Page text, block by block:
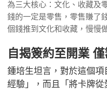
為三大核心：文化、收藏及
錢的一定是零售，零售賺了
個錢推到文化和收藏，慢慢
自揭簽約至開業
鍾培生坦言，對於這個
經驗」，而且「將卡牌